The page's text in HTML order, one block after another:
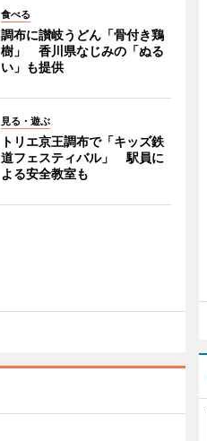
食べる
調布に讃岐うどん「骨付き鶏
樹」 香川県なじみの「ぬる
い」も提供
見る・遊ぶ
トリエ京王調布で「キッズ鉄
道フェスティバル」 駅員に
よる安全教室も